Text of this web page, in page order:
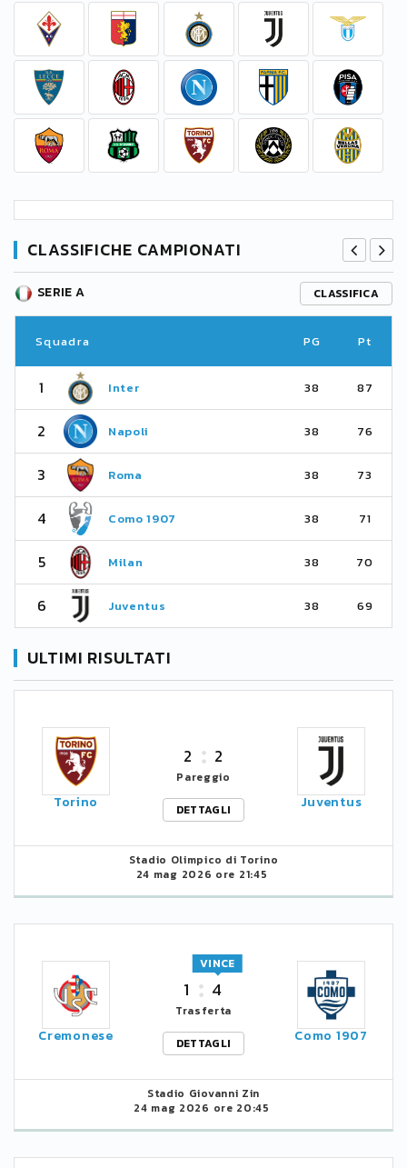
CLASSIFICHE CAMPIONATI
SERIE A CLASSIFICA
Squadra PG Pt
1 Inter 38 87
2 Napoli 38 76
3 Roma 38 73
4 Como 1907 38 71
5 Milan 38 70
6 Juventus 38 69
ULTIMI RISULTATI
Torino
2 2
Pareggio
DETTAGLI
Juventus
Stadio Olimpico di Torino
24 mag 2026 ore 21:45
Cremonese
1 4
VINCE
Trasferta
DETTAGLI
Como 1907
Stadio Giovanni Zin
24 mag 2026 ore 20:45